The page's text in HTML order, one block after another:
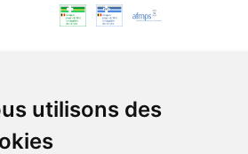
utilisons des
100% sécurisé